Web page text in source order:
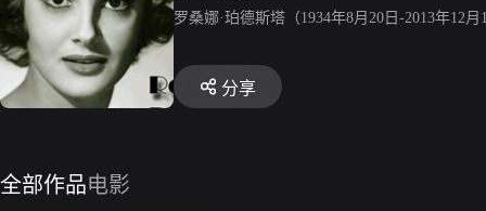
罗桑娜·珀德斯塔（1934年8月20日-2013年12
分享
全部作品电影